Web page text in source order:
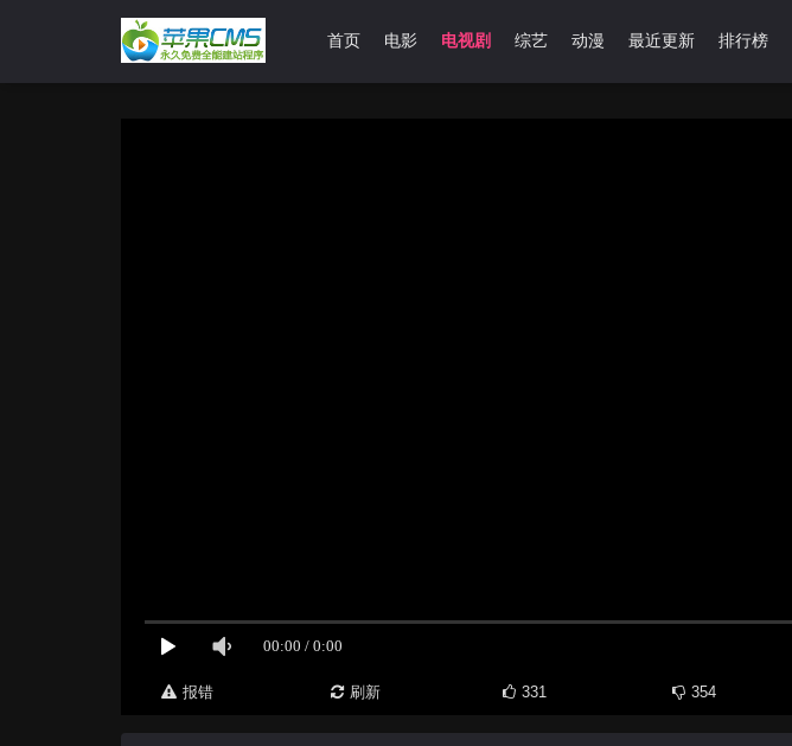
首页 电影 电视剧 综艺 动漫 最近更新 排行榜
报错 刷新 331 354